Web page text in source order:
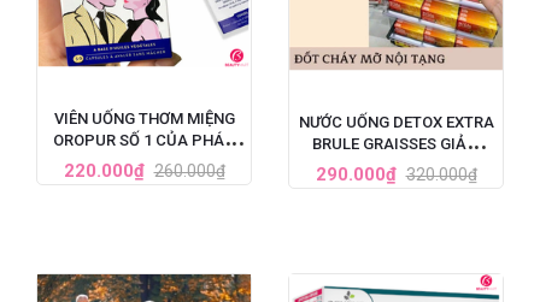
VIÊN UỐNG THƠM MIỆNG
OROPUR SỐ 1 CỦA PHÁP,
ĐẶC TRỊ HÔI MIỆNG
220.000₫ 260.000₫
NƯỚC UỐNG DETOX EXTRA
BRULE GRAISSES GIẢM
CÂN VÀ GIẢM MỠ NỘI
TẠNG CỦA PHÁP - 7 ỐNG X
290.000₫ 320.000₫